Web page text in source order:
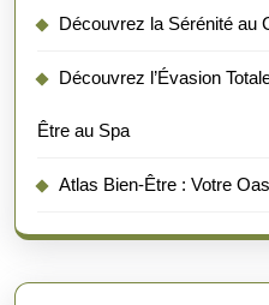
Découvrez la Sérénité au
Découvrez l’Évasion
Être au Spa
Atlas Bien-Être : Votre